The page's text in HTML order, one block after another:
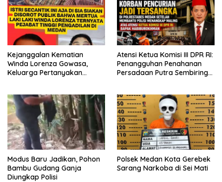
Kejanggalan Kematian
Winda Lorenza Gowasa,
Keluarga Pertanyakan
Atensi Ketua Komisi III DPR RI:
Penangguhan Penahanan
Persadaan Putra Sembiring
Modus Baru Jadikan, Pohon
Bambu Gudang Ganja
Diungkap Polisi
Polsek Medan Kota Gerebek
Sarang Narkoba di Sei Mati